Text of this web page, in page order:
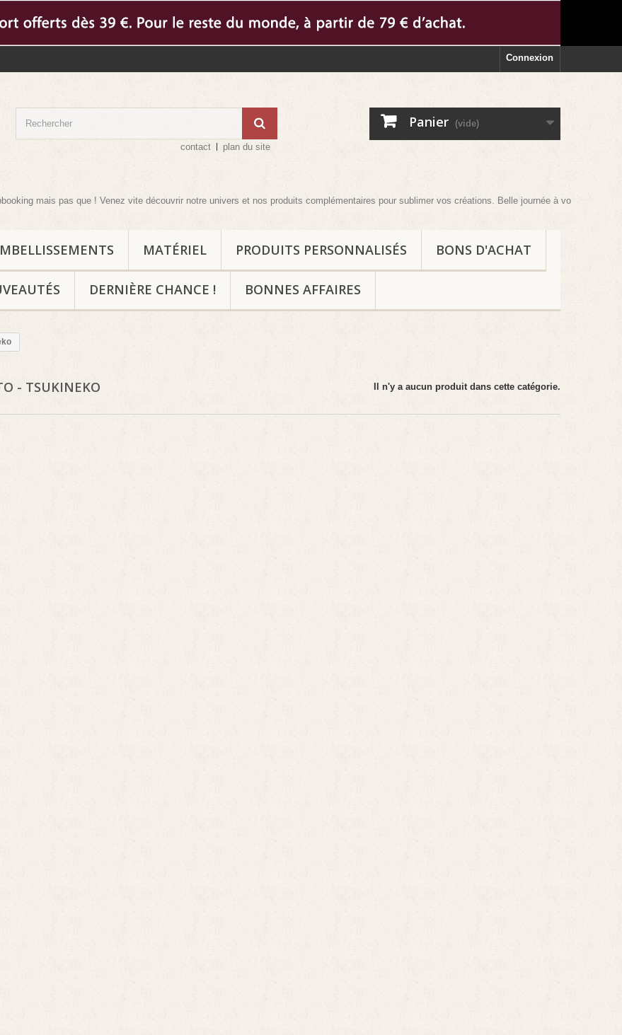
Connexion
Panier (vide)
contact plan du site
pas que ! Venez vite découvrir notre univers et nos produits complémentaires pour sublimer vos créations. Belle journée à vous et au plaisir !
MATÉRIEL PRODUITS PERSONNALISÉS BONS D'ACHAT
DERNIÈRE CHANCE ! BONNES AFFAIRES
- TSUKINEKO Il n'y a aucun produit dans cette catégorie.